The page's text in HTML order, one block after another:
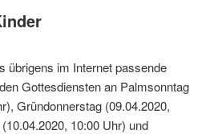
übrigens im Internet passende
Gottesdiensten an Palmsonntag
Gründonnerstag (09.04.2020,
10:00 Uhr) und